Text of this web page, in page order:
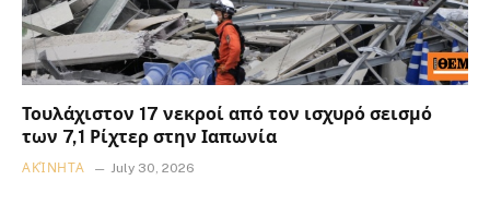
Τουλάχιστον 17 νεκροί από τον ισχυρό σεισμό
των 7,1 Ρίχτερ στην Ιαπωνία
ΑΚΊΝΗΤΑ July 30, 2026